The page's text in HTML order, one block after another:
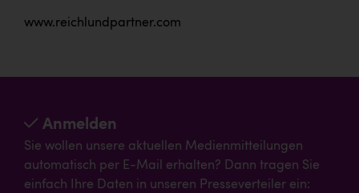
www.reichlundpartner.com
Anmelden
Sie wollen unsere aktuellen Medienmitteilungen
automatisch per E-Mail erhalten? Dann tragen Sie
einfach Ihre Daten in unseren Presseverteiler ein: